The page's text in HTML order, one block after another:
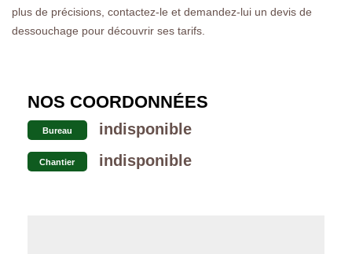
plus de précisions, contactez-le et demandez-lui un devis de
dessouchage pour découvrir ses tarifs.
NOS COORDONNÉES
Bureau indisponible
Chantier indisponible